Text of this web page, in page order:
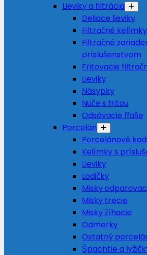
Lieviky a filtrácia
Deliace lieviky
Filtračné kelímky
Filtračné
príslušenstvom
Fritovacie
Lieviky
Násypky
Nuče s fritou
Odsávacie fľaše
Porcelán
Porcelánové
Kelímky s
Lieviky
Lodičky
Misky
Misky trecie
Misky žíhacie
Odmerky
Ostatný
Špachtle a